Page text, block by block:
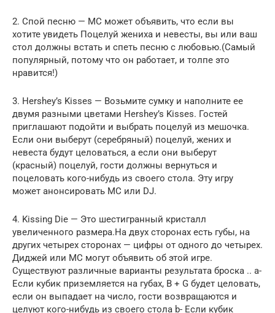
2. Спой песню — MC может объявить, что если вы
хотите увидеть Поцелуй жениха и невесты, вы или ваш
стол должны встать и спеть песню с любовью.(Самый
популярный, потому что он работает, и толпе это
нравится!)
3. Hershey’s Kisses — Возьмите сумку и наполните ее
двумя разными цветами Hershey’s Kisses. Гостей
приглашают подойти и выбрать поцелуй из мешочка.
Если они выберут (серебряный) поцелуй, жених и
невеста будут целоваться, а если они выберут
(красный) поцелуй, гости должны вернуться и
поцеловать кого-нибудь из своего стола. Эту игру
может анонсировать MC или DJ.
4. Kissing Die — Это шестигранный кристалл
увеличенного размера.На двух сторонах есть губы, на
других четырех сторонах — цифры от одного до четырех.
Диджей или МС могут объявить об этой игре.
Существуют различные варианты результата броска .. a-
Если кубик приземляется на губах, B + G будет целовать,
если он выпадает на число, гости возвращаются и
целуют кого-нибудь из своего стола b- Если кубик